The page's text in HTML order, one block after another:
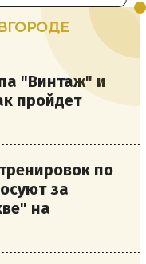
"Винтаж" и
пройдет
по
за
на